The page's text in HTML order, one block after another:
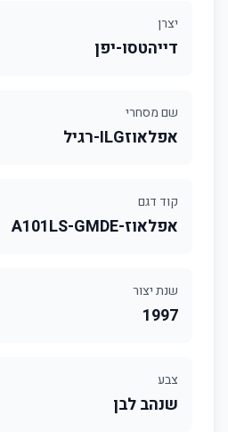
יצרן
דייהטסו-יפן
שם מסחרי
אפלאוזILG-רגיל
קוד דגם
אפלאוז-A101LS-GMDE
שנת יצור
1997
צבע
שנהב לבן